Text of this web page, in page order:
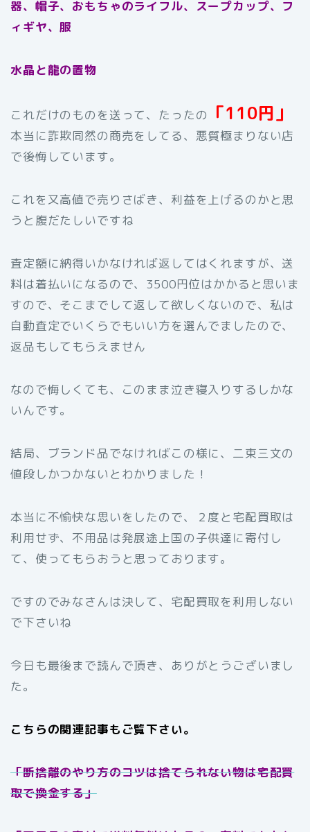
器、帽子、おもちゃのライフル、スープカップ、フ
ィギヤ、服
水晶と龍の置物
これだけのものを送って、たったの 「110円」
本当に詐欺同然の商売をしてる、悪質極まりない店
で後悔しています。
これを又高値で売りさばき、利益を上げるのかと思
うと腹だたしいですね
査定額に納得いかなければ返してはくれますが、送
料は着払いになるので、3500円位はかかると思いま
すので、そこまでして返して欲しくないので、私は
自動査定でいくらでもいい方を選んでましたので、
返品もしてもらえません
なので悔しくても、このまま泣き寝入りするしかな
いんです。
結局、ブランド品でなければこの様に、二束三文の
値段しかつかないとわかりました！
本当に不愉快な思いをしたので、２度と宅配買取は
利用せず、不用品は発展途上国の子供達に寄付し
て、使ってもらおうと思っております。
ですのでみなさんは決して、宅配買取を利用しない
で下さいね
今日も最後まで読んで頂き、ありがとうございまし
た。
こちらの関連記事もご覧下さい。
「断捨離のやり方のコツは捨てられない物は宅配買
取で換金する」